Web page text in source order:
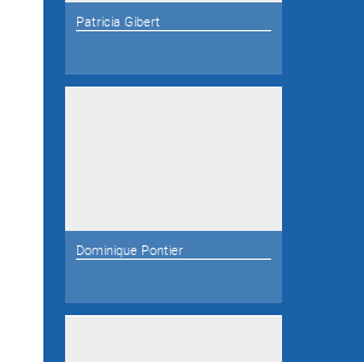
Patricia Gibert
Dominique Pontier